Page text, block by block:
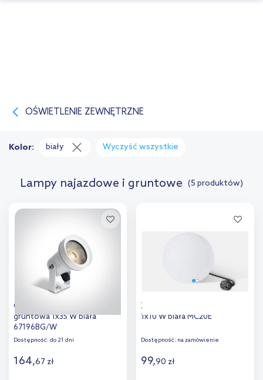
OŚWIETLENIE ZEWNĘTRZNE
Lampy najazdowe i gruntowe (5 produktów)
Kolor: biały Wyczyść wszystkie
One Light Katalima lampa
gruntowa 1x35 W biała
67196BG/W
Dostępność: do 21 dni
164,67 zł
Zuma Line Ball świecąca kula
1x10 W biała MC20E
Dostępność: na zamówienie
99,90 zł